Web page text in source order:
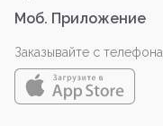
Моб. Приложение
Заказывайте с телефона